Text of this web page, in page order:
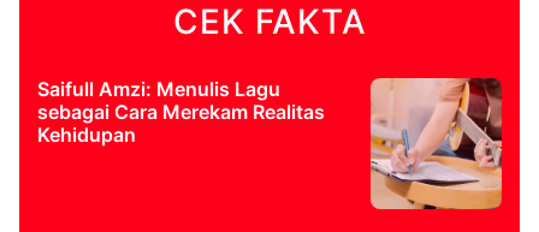
CEK FAKTA
Saifull Amzi: Menulis Lagu
sebagai Cara Merekam Realitas
Kehidupan